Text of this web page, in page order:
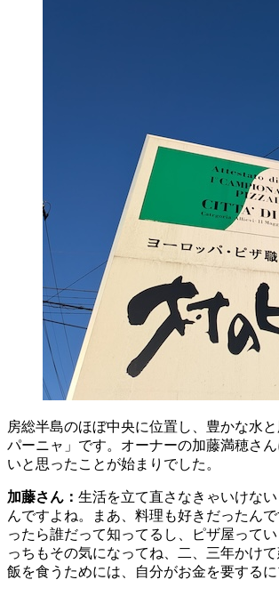
房総半島のほぼ中央に位置し、豊かな水
パーニャ」です。オーナーの加藤満穂さ
いと思ったことが始まりでした。
加藤さん： 生活を立て直さなきゃいけな
んですよね。まあ、料理も好きだったん
ったら誰だって知ってるし、ピザ屋って
っちもその気になってね、二、三年かけ
飯を食うためには、自分がお金を要する